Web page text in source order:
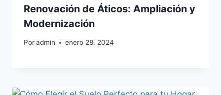
Renovación de Áticos: Ampliación y
Modernización
Poradmin enero 28, 2024